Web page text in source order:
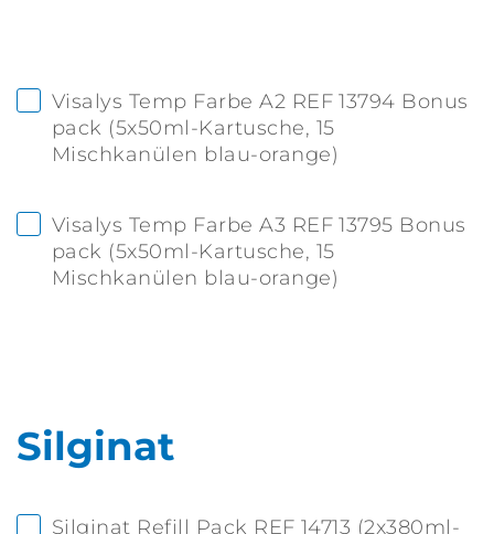
Visalys Temp Farbe A2 REF 13794 Bonus
pack (5x50ml-Kartusche, 15
Mischkanülen blau-orange)
Visalys Temp Farbe A3 REF 13795 Bonus
pack (5x50ml-Kartusche, 15
Mischkanülen blau-orange)
Silginat
Silginat Refill Pack REF 14713 (2x380ml-